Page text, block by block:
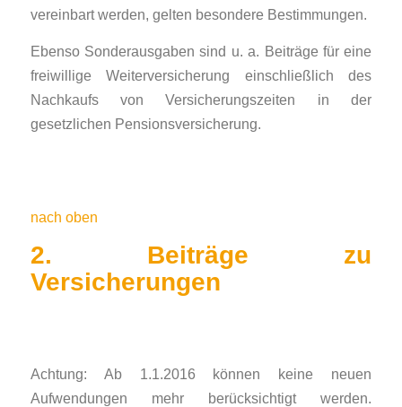
vereinbart werden, gelten besondere Bestimmungen.
Ebenso Sonderausgaben sind u. a. Beiträge für eine
freiwillige Weiter­versicherung einschließlich des
Nachkaufs von Versicherungszeiten in der
gesetzlichen Pensions­versicherung.
nach oben
2. Beiträge zu
Versicherungen
Achtung: Ab 1.1.2016 können keine neuen
Aufwendungen mehr berücksichtigt werden.